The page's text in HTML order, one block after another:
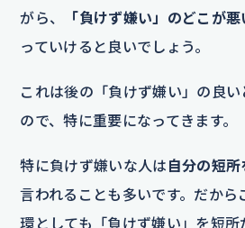
がら、 「負けず嫌い」のどこが
っていけると良いでしょう。
これは後の「負けず嫌い」の良
ので、特に重要になってきます。
特に負けず嫌いな人は 自分の短
言われることも多いです。だから
環としても「負けず嫌い」を短所